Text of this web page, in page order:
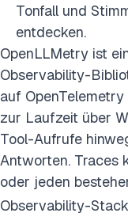
Tonfall und
entdecken.
OpenLLMetry ist
Observability-
auf
zur Laufzeit über
Tool-Aufrufe
Antworten. Traces
oder jeden
Observability-